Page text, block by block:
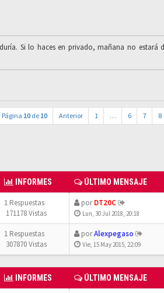
Si lo haces en privado, mañana no estará
Página 10 de 10 Anterior 1 … 6 7 8
INFORMES ÚLTIMO MENSAJE
1 Respuestas
171178 Vistas
porDT20C
Lun, 30 Jul 2018, 20:18
1 Respuestas
307870 Vistas
porAlexpegaso
Vie, 15 May 2015, 22:09
INFORMES ÚLTIMO MENSAJE